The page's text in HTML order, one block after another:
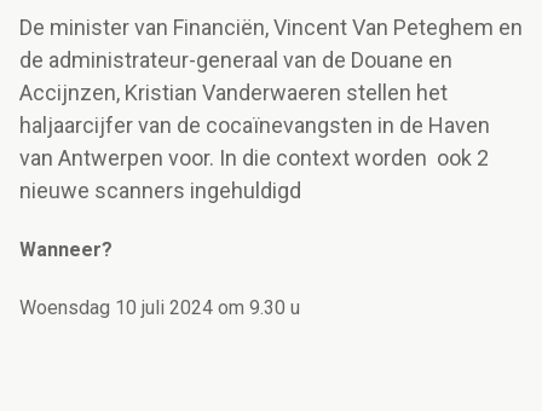
De minister van Financiën, Vincent Van Peteghem en
de administrateur-generaal van de Douane en
Accijnzen, Kristian Vanderwaeren stellen het
haljaarcijfer van de cocaïnevangsten in de Haven
van Antwerpen voor. In die context worden ook 2
nieuwe scanners ingehuldigd
Wanneer?
Woensdag 10 juli 2024 om 9.30 u